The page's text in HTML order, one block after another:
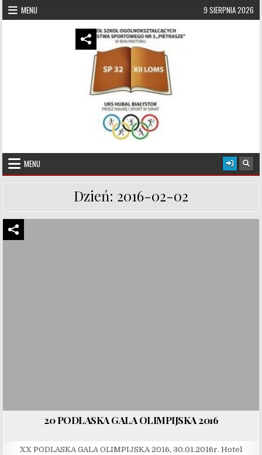
Skip to content
MENU 9 SIERPNIA 2026
UKS Hubal Białystok
MENU
Dzień: 2016-02-02
20 PODLASKA GALA OLIMPIJSKA 2016
XX PODLASKA GALA OLIMPIJSKA 2016, 30.01.2016r. Hotel